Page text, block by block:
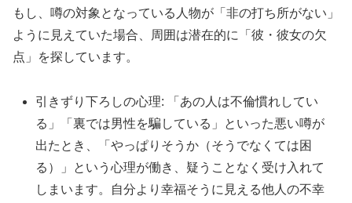
もし、噂の対象となっている人物が「非の打ち所がない」
ように見えていた場合、周囲は潜在的に「彼・彼女の欠
点」を探しています。
引きずり下ろしの心理: 「あの人は不倫慣れしてい
る」「裏では男性を騙している」といった悪い噂が
出たとき、「やっぱりそうか（そうでなくては困
る）」という心理が働き、疑うことなく受け入れて
しまいます。自分より幸福そうに見える他人の不幸